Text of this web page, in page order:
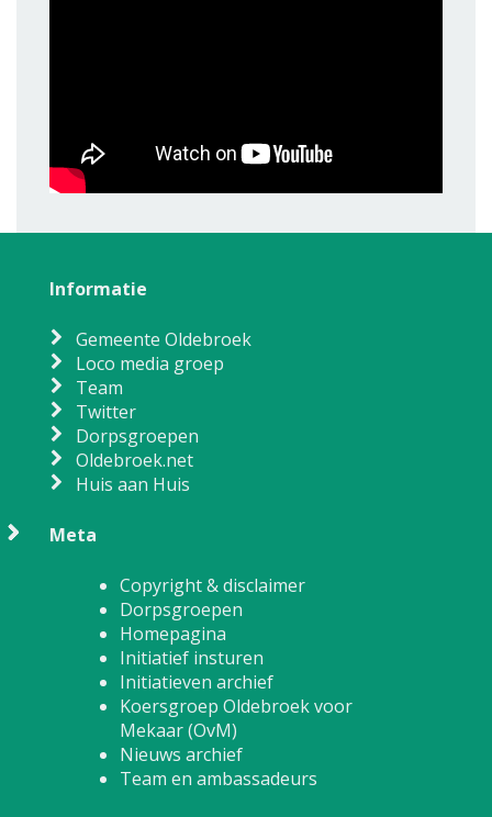
Informatie
Gemeente Oldebroek
Loco media groep
Team
Twitter
Dorpsgroepen
Oldebroek.net
Huis aan Huis
Meta
Copyright & disclaimer
Dorpsgroepen
Homepagina
Initiatief insturen
Initiatieven archief
Koersgroep Oldebroek voor
Mekaar (OvM)
Nieuws archief
Team en ambassadeurs